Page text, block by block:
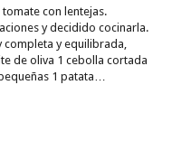
con lentejas.
y decidido cocinarla.
completa y equilibrada,
de oliva 1 cebolla cortada
1 patata…